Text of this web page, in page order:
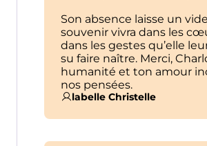
Son absence laisse un
souvenir vivra dans les
dans les gestes qu’elle
su faire naître. Merci,
humanité et ton amour
nos pensées.
labelle Christelle